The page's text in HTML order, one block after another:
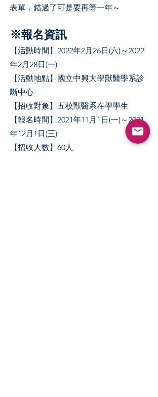
表單，錯過了可是要再等一年～
※報名資訊
【活動時間】2022年2月26日(六)～2022
年2月28日(一)
【活動地點】國立中興大學獸醫學系診
斷中心
【招收對象】五校獸醫系在學學生
【報名時間】2021年11月1日(一)～2021
年12月1日(三)
【招收人數】60人